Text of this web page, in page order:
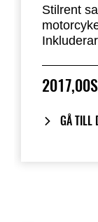
Stilrent
GÅ TILL